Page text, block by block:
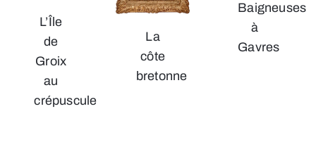
L’Île
de
Groix
au
crépuscule
La
côte
bretonne
Baigneuses
à
Gavres